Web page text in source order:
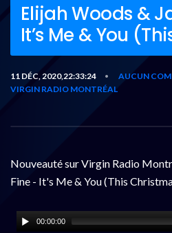
Elijah Woods &
It’s Me & You
11 DÉC, 2020,22:33:24 • AUCUN
VIRGIN RADIO MONTRÉAL
Nouveauté sur Virgin Radio
Fine - It's Me & You (This
00:00:00